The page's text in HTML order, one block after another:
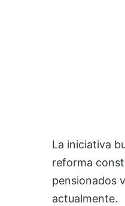
La iniciativa
reforma
pensionados
actualmente.